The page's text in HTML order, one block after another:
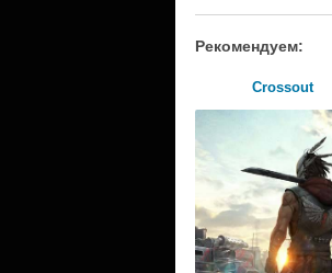
Рекомендуем:
Crossout